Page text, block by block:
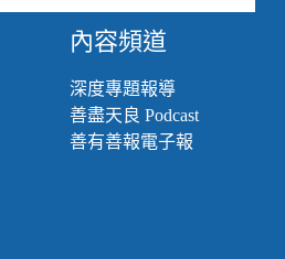
內容頻道
深度專題報導
善盡天良 Podcast
善有善報電子報